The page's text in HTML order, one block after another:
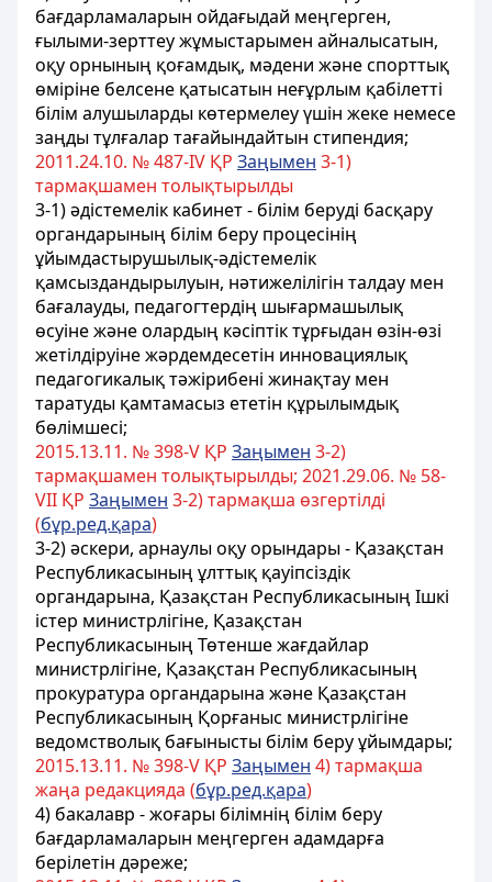
бағдарламаларын ойдағыдай меңгерген,
ғылыми-зерттеужұмыстарымен айналысатын,
оқуорнының қоғамдық, мәдени жәнеспорттық
өміріне белсене қатысатын неғұрлым қабілетті
білім алушыларды көтермелеуүшін жеке немесе
заңдытұлғалар тағайындайтын стипендия;
2011.24.10. № 487-ІV ҚР Заңымен 3-1)
тармақшамен толықтырылды
3-1) әдістемелік кабинет - білім беруді басқару
органдарының білім беру процесінің
ұйымдастырушылық-әдістемелік
қамсыздандырылуын, нәтижелілігін талдау мен
бағалауды, педагогтердің шығармашылық
өсуіне және олардың кәсіптік тұрғыдан өзін-өзі
жетілдіруіне жәрдемдесетін инновациялық
педагогикалық тәжірибені жинақтау мен
таратуды қамтамасыз ететін құрылымдық
бөлімшесі;
2015.13.11. № 398-V ҚР Заңымен 3-2)
тармақшамен толықтырылды; 2021.29.06. № 58-
VІІ ҚР Заңымен 3-2) тармақша өзгертілді
(бұр.ред.қара)
3-2) әскери, арнаулы оқу орындары - Қазақстан
Республикасының ұлттық қауіпсіздік
органдарына, Қазақстан Республикасының Ішкі
істер министрлігіне, Қазақстан
Республикасының Төтенше жағдайлар
министрлігіне, Қазақстан Республикасының
прокуратура органдарына және Қазақстан
Республикасының Қорғаныс министрлігіне
ведомстволық бағынысты білім беру ұйымдары;
2015.13.11. № 398-V ҚР Заңымен 4) тармақша
жаңа редакцияда (бұр.ред.қара)
4) бакалавр - жоғары білімнің білім беру
бағдарламаларын меңгерген адамдарға
берілетін дәреже;